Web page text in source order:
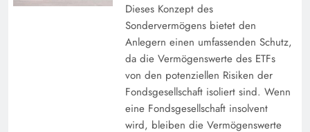
Dieses Konzept des
Sondervermögens bietet den
Anlegern einen umfassenden Schutz,
da die Vermögenswerte des ETFs
von den potenziellen Risiken der
Fondsgesellschaft isoliert sind. Wenn
eine Fondsgesellschaft insolvent
wird, bleiben die Vermögenswerte